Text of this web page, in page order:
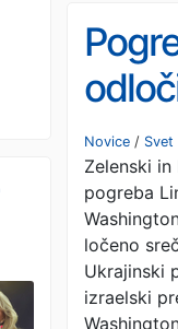
Novice / Svet
Zelenski
pogreba
ločeno
Ukrajinski
izraelski